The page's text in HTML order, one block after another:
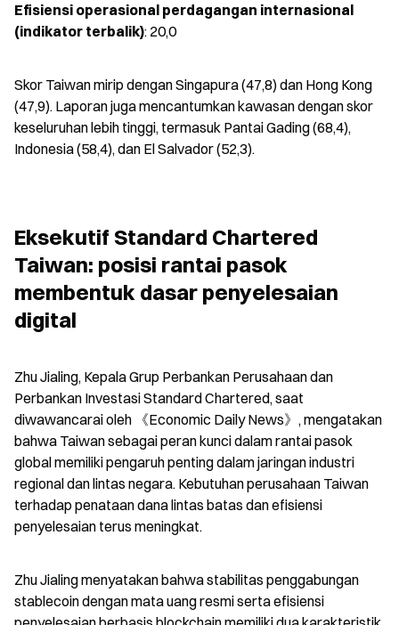
Efisiensi operasional perdagangan internasional
(indikator terbalik): 20,0
Skor Taiwan mirip dengan Singapura (47,8) dan Hong Kong
(47,9). Laporan juga mencantumkan kawasan dengan skor
keseluruhan lebih tinggi, termasuk Pantai Gading (68,4),
Indonesia (58,4), dan El Salvador (52,3).
Eksekutif Standard Chartered
Taiwan: posisi rantai pasok
membentuk dasar penyelesaian
digital
Zhu Jialing, Kepala Grup Perbankan Perusahaan dan
Perbankan Investasi Standard Chartered, saat
diwawancarai oleh 《Economic Daily News》, mengatakan
bahwa Taiwan sebagai peran kunci dalam rantai pasok
global memiliki pengaruh penting dalam jaringan industri
regional dan lintas negara. Kebutuhan perusahaan Taiwan
terhadap penataan dana lintas batas dan efisiensi
penyelesaian terus meningkat.
Zhu Jialing menyatakan bahwa stabilitas penggabungan
stablecoin dengan mata uang resmi serta efisiensi